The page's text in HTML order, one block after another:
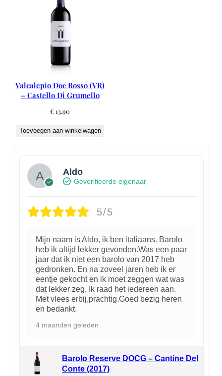
Valcalepio Doc Rosso (VR)
– Castello Di Grumello
€ 13,90
Toevoegen aan winkelwagen
Aldo
Geverifieerde eigenaar
5/5
Mijn naam is Aldo, ik ben italiaans. Barolo
heb ik altijd lekker gevonden.Was een paar
jaar dat ik niet een barolo van 2017 heb
gedronken. En na zoveel jaren heb ik er
eentje gekocht en ik moet zeggen wat was
dat lekker zeg. Ik raad het iedereen aan.
Met vlees erbij,prachtig.Goed bezig heren
en bedankt.
4 maanden geleden
Barolo Reserve DOCG – Cantine Del
Conte (2017)